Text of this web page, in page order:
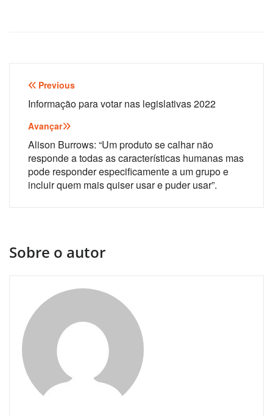
Navegação
de
artigos
Previous
Informação para votar nas legislativas 2022
Avançar
Alison Burrows: “Um produto se calhar não
responde a todas as características humanas mas
pode responder especificamente a um grupo e
incluir quem mais quiser usar e puder usar”.
Sobre o autor